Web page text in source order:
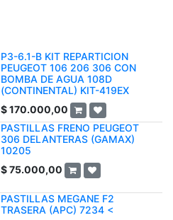
P3-6.1-B KIT REPARTICION
PEUGEOT 106 206 306 CON
BOMBA DE AGUA 108D
(CONTINENTAL) KIT-419EX
$170.000,00
PASTILLAS FRENO PEUGEOT
306 DELANTERAS (GAMAX)
10205
$75.000,00
PASTILLAS MEGANE F2
TRASERA (APC) 7234 <